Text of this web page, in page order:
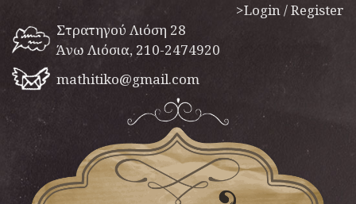
>Login / Register
Στρατηγού Λιόση 28
Άνω Λιόσια, 210-2474920
mathitiko@gmail.com